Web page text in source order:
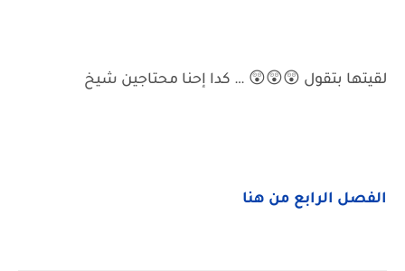
لقيتها بتقول 😲😲😲 … كدا إحنا محتاجين شيخ
الفصل الرابع من هنا